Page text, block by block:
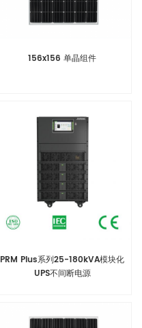
156x156 单晶组件
PRM Plus系列25-180kVA模块化
UPS不间断电源